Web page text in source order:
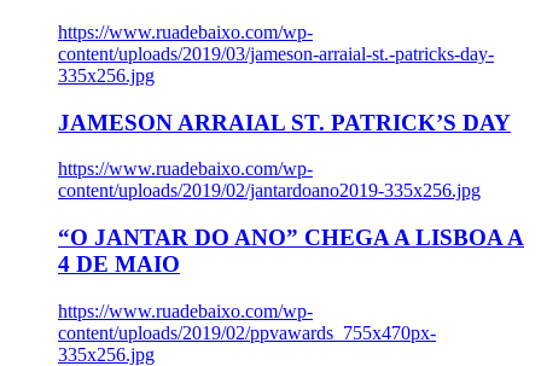
https://www.ruadebaixo.com/wp-
content/uploads/2019/03/jameson-arraial-st.-patricks-day-
335x256.jpg
JAMESON ARRAIAL ST. PATRICK’S DAY
https://www.ruadebaixo.com/wp-
content/uploads/2019/02/jantardoano2019-335x256.jpg
“O JANTAR DO ANO” CHEGA A LISBOA A
4 DE MAIO
https://www.ruadebaixo.com/wp-
content/uploads/2019/02/ppvawards_755x470px-
335x256.jpg